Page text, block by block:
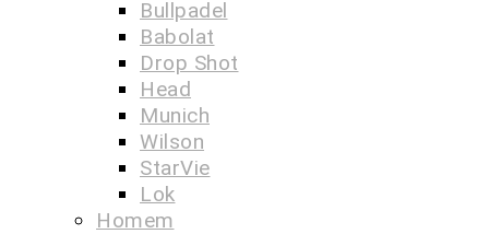
Bullpadel
Babolat
Drop Shot
Head
Munich
Wilson
StarVie
Lok
Homem